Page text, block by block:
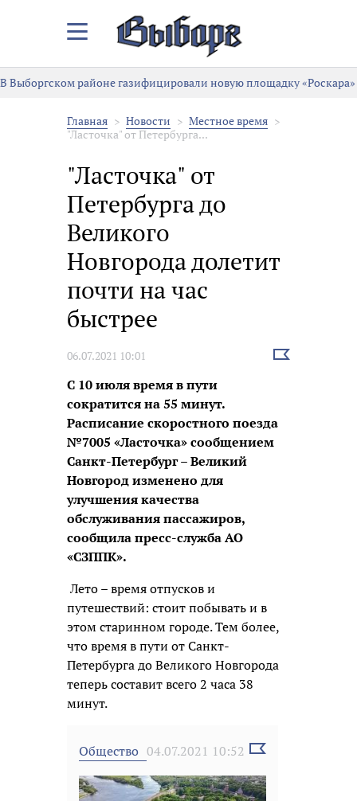
Закрыть/
меню
В Выборгском районе газифицировали новую площадку «Роскара»
Главная Новости
Местное время
"Ласточка" от Петербурга...
"Ласточка" от
Петербурга до
Великого
Новгорода долетит
почти на час
быстрее
06.07.2021 10:01
Выбрать
С 10 июля время в пути
сократится на 55 минут.
Расписание скоростного поезда
№7005 «Ласточка» сообщением
Санкт-Петербург – Великий
Новгород изменено для
улучшения качества
обслуживания пассажиров,
сообщила пресс-служба АО
«СЗППК».
Лето – время отпусков и
путешествий: стоит побывать и в
этом старинном городе. Тем более,
что время в пути от Санкт-
Петербурга до Великого Новгорода
теперь составит всего 2 часа 38
минут.
Общество 04.07.2021 10:52 Выбрать